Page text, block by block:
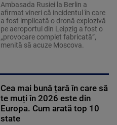
Ambasada Rusiei la Berlin a
afirmat vineri că incidentul în care
a fost implicată o dronă explozivă
pe aeroportul din Leipzig a fost o
„provocare complet fabricată”,
menită să acuze Moscova.
Cea mai bună țară în care să
te muți în 2026 este din
Europa. Cum arată top 10
state